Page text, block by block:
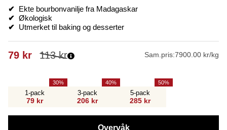
✔
Ekte bourbonvanilje fra Madagaskar
✔ Økologisk
✔ Utmerket til baking og desserter
113kr
79 kr Sam.pris:7900.00 kr/kg
1-pack
79 kr
30
3-pack
206 kr
40
5-pack
285 kr
50
Overvåk